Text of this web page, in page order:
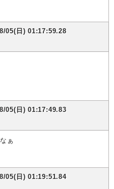
05(日) 01:17:59.28
05(日) 01:17:49.83
ぁ
05(日) 01:19:51.84